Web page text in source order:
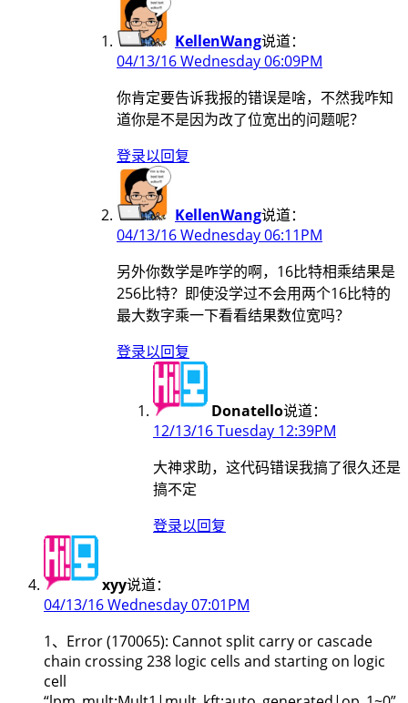
KellenWang说道：
04/13/16 Wednesday 06:09PM
你肯定要告诉我报的错误是啥，不然我咋知
道你是不是因为改了位宽出的问题呢？
登录以回复
KellenWang说道：
04/13/16 Wednesday 06:11PM
另外你数学是咋学的啊，16比特相乘结果是
256比特？即使没学过不会用两个16比特的
最大数字乘一下看看结果数位宽吗？
登录以回复
Donatello说道：
12/13/16 Tuesday 12:39PM
大神求助，这代码错误我搞了很久还是
搞不定
登录以回复
xyy说道：
04/13/16 Wednesday 07:01PM
1、Error (170065): Cannot split carry or cascade
chain crossing 238 logic cells and starting on logic
cell